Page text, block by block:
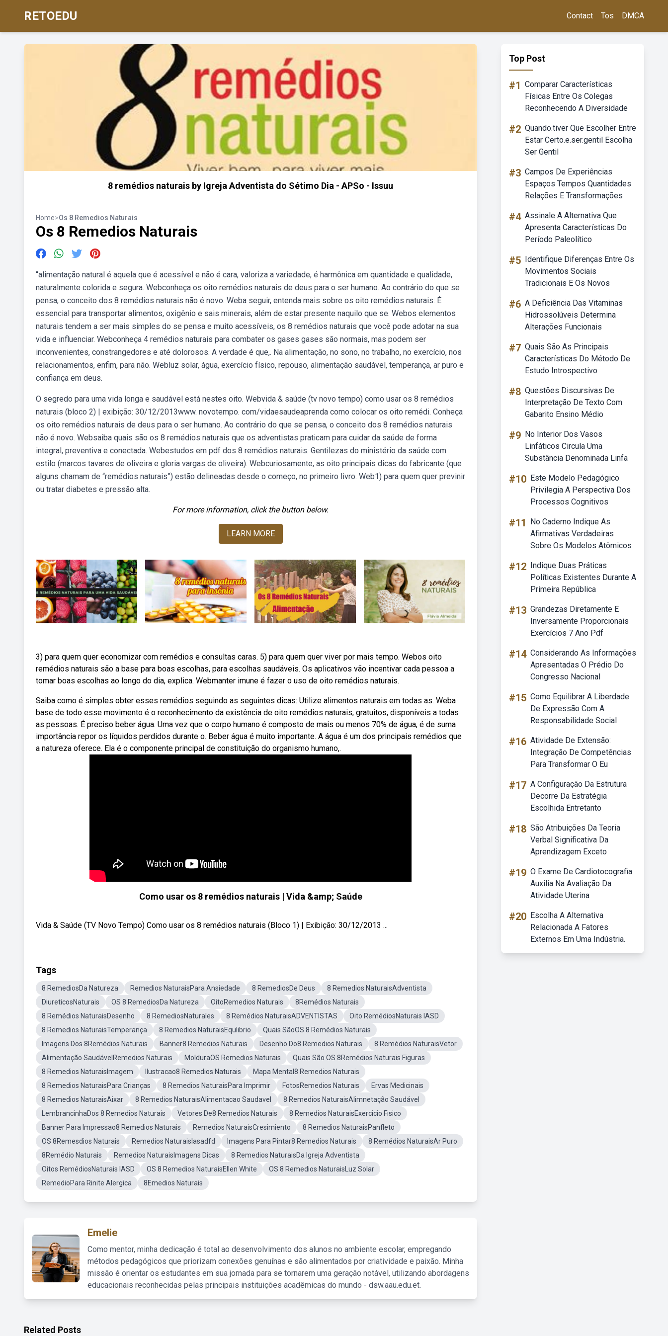
RETOEDU Contact Tos DMCA
8 remédios naturais by Igreja Adventista do Sétimo Dia - APSo - Issuu
Home>Os 8 Remedios Naturais
Os 8 Remedios Naturais
“alimentação natural é aquela que é acessível e não é cara, valoriza a variedade, é harmônica em quantidade e qualidade,
naturalmente colorida e segura. Webconheça os oito remédios naturais de deus para o ser humano. Ao contrário do que se
pensa, o conceito dos 8 remédios naturais não é novo. Weba seguir, entenda mais sobre os oito remédios naturais: É
essencial para transportar alimentos, oxigênio e sais minerais, além de estar presente naquilo que se. Webos elementos
naturais tendem a ser mais simples do se pensa e muito acessíveis, os 8 remédios naturais que você pode adotar na sua
vida e influenciar. Webconheça 4 remédios naturais para combater os gases gases são normais, mas podem ser
inconvenientes, constrangedores e até dolorosos. A verdade é que,. Na alimentação, no sono, no trabalho, no exercício, nos
relacionamentos, enfim, para não. Webluz solar, água, exercício físico, repouso, alimentação saudável, temperança, ar puro e
confiança em deus.
O segredo para uma vida longa e saudável está nestes oito. Webvida & saúde (tv novo tempo) como usar os 8 remédios
naturais (bloco 2) | exibição: 30/12/2013www. novotempo. com/vidaesaudeaprenda como colocar os oito remédi. Conheça
os oito remédios naturais de deus para o ser humano. Ao contrário do que se pensa, o conceito dos 8 remédios naturais
não é novo. Websaiba quais são os 8 remédios naturais que os adventistas praticam para cuidar da saúde de forma
integral, preventiva e conectada. Webestudos em pdf dos 8 remédios naturais. Gentilezas do ministério da saúde com
estilo (marcos tavares de oliveira e gloria vargas de oliveira). Webcuriosamente, as oito principais dicas do fabricante (que
alguns chamam de “remédios naturais”) estão delineadas desde o começo, no primeiro livro. Web1) para quem quer previnir
ou tratar diabetes e pressão alta.
For more information, click the button below.
LEARN MORE
3) para quem quer economizar com remédios e consultas caras. 5) para quem quer viver por mais tempo. Webos oito
remédios naturais são a base para boas escolhas, para escolhas saudáveis. Os aplicativos vão incentivar cada pessoa a
tomar boas escolhas ao longo do dia, explica. Webmanter imune é fazer o uso de oito remédios naturais.
Saiba como é simples obter esses remédios seguindo as seguintes dicas: Utilize alimentos naturais em todas as. Weba
base de todo esse movimento é o reconhecimento da existência de oito remédios naturais, gratuitos, disponíveis a todas
as pessoas. É preciso beber água. Uma vez que o corpo humano é composto de mais ou menos 70% de água, é de suma
importância repor os líquidos perdidos durante o. Beber água é muito importante. A água é um dos principais remédios que
a natureza oferece. Ela é o componente principal de constituição do organismo humano,.
Como usar os 8 remédios naturais | Vida &amp; Saúde
Vida & Saúde (TV Novo Tempo) Como usar os 8 remédios naturais (Bloco 1) | Exibição: 30/12/2013 ...
Tags
8 RemediosDa Natureza Remedios NaturaisPara Ansiedade 8 RemediosDe Deus
8 Remedios NaturaisAdventista
DiureticosNaturais
OS 8 RemediosDa Natureza OitoRemedios Naturais
8Remédios Naturais
8 Remédios NaturaisDesenho
8 RemediosNaturales 8 Remédios NaturaisADVENTISTAS
Oito RemédiosNaturais IASD
8 Remedios NaturaisTemperança
8 Remedios NaturaisEqulibrio
Quais SãoOS 8 Remédios Naturais
Imagens Dos 8Remédios Naturais
Banner8 Remedios Naturais Desenho Do8 Remedios Naturais
8 Remédios NaturaisVetor
Alimentação SaudávelRemedios Naturais
MolduraOS Remedios Naturais
Quais São OS 8Remédios Naturais Figuras
8 Remedios NaturaisImagem
Ilustracao8 Remedios Naturais
Mapa Mental8 Remedios Naturais
8 Remedios NaturaisPara Crianças
8 Remedios NaturaisPara Imprimir FotosRemedios Naturais
Ervas Medicinais
8 Remedios NaturaisAixar
8 Remedios NaturaisAlimentacao Saudavel
8 Remedios NaturaisAlimnetação Saudável
LembrancinhaDos 8 Remedios Naturais
Vetores De8 Remedios Naturais
8 Remedios NaturaisExercicio Fisico
Banner Para Impressao8 Remedios Naturais
Remedios NaturaisCresimiento
8 Remedios NaturaisPanfleto
OS 8Remesdios Naturais
Remedios NaturaisIasadfd Imagens Para Pintar8 Remedios Naturais
8 Remédios NaturaisAr Puro
8Remédio Naturais
Remedios NaturaisImagens Dicas
8 Remedios NaturaisDa Igreja Adventista
Oitos RemédiosNaturais IASD
OS 8 Remedios NaturaisEllen White
OS 8 Remedios NaturaisLuz Solar
RemedioPara Rinite Alergica
8Emedios Naturais
Emelie
Como mentor, minha dedicação é total ao desenvolvimento dos alunos no ambiente escolar, empregando
métodos pedagógicos que priorizam conexões genuínas e são alimentados por criatividade e paixão. Minha
missão é orientar os estudantes em sua jornada para se tornarem uma geração notável, utilizando abordagens
educacionais reconhecidas pelas principais instituições acadêmicas do mundo - dsw.aau.edu.et.
Top Post
#1 Comparar Características
Físicas Entre Os Colegas
Reconhecendo A Diversidade
#2 Quando.tiver Que Escolher Entre
Estar Certo.e.ser.gentil Escolha
Ser Gentil
#3 Campos De Experiências
Espaços Tempos Quantidades
Relações E Transformações
#4 Assinale A Alternativa Que
Apresenta Características Do
Período Paleolítico
#5 Identifique Diferenças Entre Os
Movimentos Sociais
Tradicionais E Os Novos
#6 A Deficiência Das Vitaminas
Hidrossolúveis Determina
Alterações Funcionais
#7 Quais São As Principais
Características Do Método De
Estudo Introspectivo
#8 Questões Discursivas De
Interpretação De Texto Com
Gabarito Ensino Médio
#9 No Interior Dos Vasos
Linfáticos Circula Uma
Substância Denominada Linfa
#10 Este Modelo Pedagógico
Privilegia A Perspectiva Dos
Processos Cognitivos
#11
No Caderno Indique As
Afirmativas Verdadeiras
Sobre Os Modelos Atômicos
#12 Indique Duas Práticas
Políticas Existentes Durante A
Primeira República
#13 Grandezas Diretamente E
Inversamente Proporcionais
Exercícios 7 Ano Pdf
#14 Considerando As Informações
Apresentadas O Prédio Do
Congresso Nacional
#15 Como Equilibrar A Liberdade
De Expressão Com A
Responsabilidade Social
#16 Atividade De Extensão:
Integração De Competências
Para Transformar O Eu
#17 A Configuração Da Estrutura
Decorre Da Estratégia
Escolhida Entretanto
#18 São Atribuições Da Teoria
Verbal Significativa Da
Aprendizagem Exceto
#19 O Exame De Cardiotocografia
Auxilia Na Avaliação Da
Atividade Uterina
#20 Escolha A Alternativa
Relacionada A Fatores
Externos Em Uma Indústria.
Related Posts